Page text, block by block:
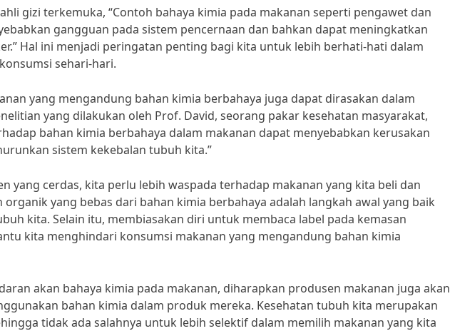
gizi terkemuka, “Contoh bahaya kimia pada makanan seperti pengawet dan
gangguan pada sistem pencernaan dan bahkan dapat meningkatkan
Hal ini menjadi peringatan penting bagi kita untuk lebih berhati-hati dalam
sehari-hari.
yang mengandung bahan kimia berbahaya juga dapat dirasakan dalam
yang dilakukan oleh Prof. David, seorang pakar kesehatan masyarakat,
bahan kimia berbahaya dalam makanan dapat menyebabkan kerusakan
sistem kekebalan tubuh kita.”
yang cerdas, kita perlu lebih waspada terhadap makanan yang kita beli dan
yang bebas dari bahan kimia berbahaya adalah langkah awal yang baik
kita. Selain itu, membiasakan diri untuk membaca label pada kemasan
kita menghindari konsumsi makanan yang mengandung bahan kimia
akan bahaya kimia pada makanan, diharapkan produsen makanan juga akan
bahan kimia dalam produk mereka. Kesehatan tubuh kita merupakan
tidak ada salahnya untuk lebih selektif dalam memilih makanan yang kita